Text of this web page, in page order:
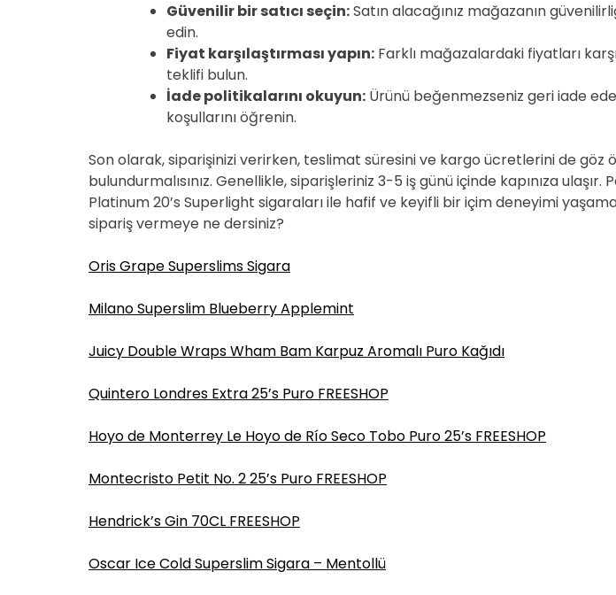
Güvenilir bir satıcı seçin:Satın alacağınız mağazanın
edin.
Fiyat karşılaştırması yapın: Farklı mağazalardaki fiyatları
teklifi bulun.
İade politikalarını okuyun: Ürünü beğenmezseniz geri iade
koşullarını öğrenin.
Son olarak, siparişinizi verirken, teslimat süresini ve kargo ücretlerini de göz
bulundurmalısınız. Genellikle, siparişleriniz 3-5 iş günü içinde kapınıza ulaşır.
Platinum 20’s Superlight sigaraları ile hafif ve keyifli bir içim deneyimi
sipariş vermeye ne dersiniz?
Oris Grape Superslims Sigara
Milano Superslim Blueberry Applemint
Juicy Double Wraps Wham Bam Karpuz Aromalı Puro Kağıdı
Quintero Londres Extra 25’s Puro FREESHOP
Hoyo de Monterrey Le Hoyo de Río Seco Tobo Puro 25’s FREESHOP
Montecristo Petit No. 2 25’s Puro FREESHOP
Hendrick’s Gin 70CL FREESHOP
Oscar Ice Cold Superslim Sigara – Mentollü